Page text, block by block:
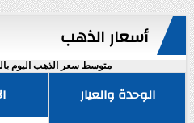
أسعار الذهب
متوسط سعر الذهب اليوم
الوحدة والعيار